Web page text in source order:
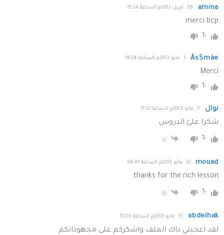
amina 28 أبريل 2013م الساعة 15:24
merci bcp
-1
ÄsSmàe 1 مايو 2013م الساعة 18:24
Merci
-1
نوال 5 مايو 2013م الساعة 17:12
شكرا علئ الدروس
-1 رد
mouad 12 مايو 2013م الساعة 08:41
thanks for the rich lesson
-1 رد
abdelhak 15 مايو 2013م الساعة 15:29
لقد اعجبني داك الملف واشكركم على مجهوداتكم